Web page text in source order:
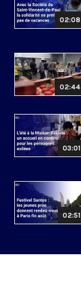
02:08
02:44
03:01
02:51